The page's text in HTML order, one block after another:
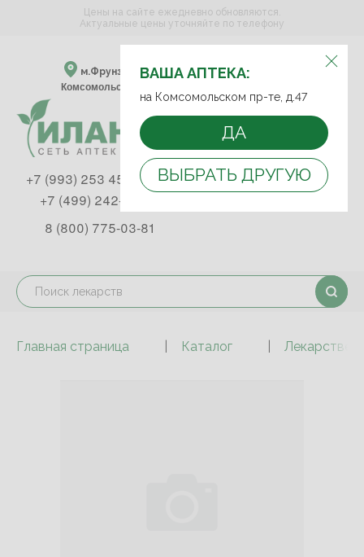
ВЫБЕРИТЕ АПТЕКУ:
м.Фрунзенская м.Спортивная
Комсомольский пр-т, д. 47
ВАША АПТЕКА:
на Комсомольском пр-те, д.47
ДА
ВЫБРАТЬ ДРУГУЮ
Цены на сайте ежедневно обновляются.
Актуальные цены уточняйте по телефону
+7 (993) 253 45 93
+7 (499) 242-90-85
8 (800) 775-03-81
Главная страница Каталог